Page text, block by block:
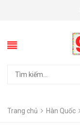
Trang chủ Hàn Quốc